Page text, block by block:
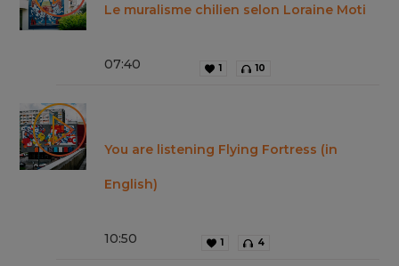
Le muralisme chilien selon Loraine Moti
07:40 1 10
You are listening Flying Fortress (in
English)
10:50 1 4